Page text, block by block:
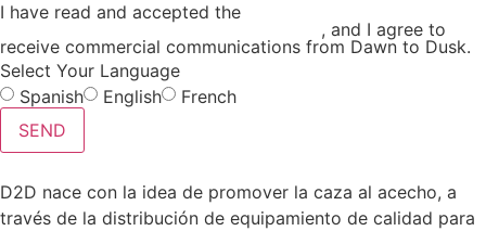
I have read and accepted the
CONDITIONS and the
, and I agree to
receive commercial communications from Dawn to Dusk.
Select Your Language
Spanish
English
French
SEND
D2D nace con la idea de promover la caza al acecho, a
través de la distribución de equipamiento de calidad para